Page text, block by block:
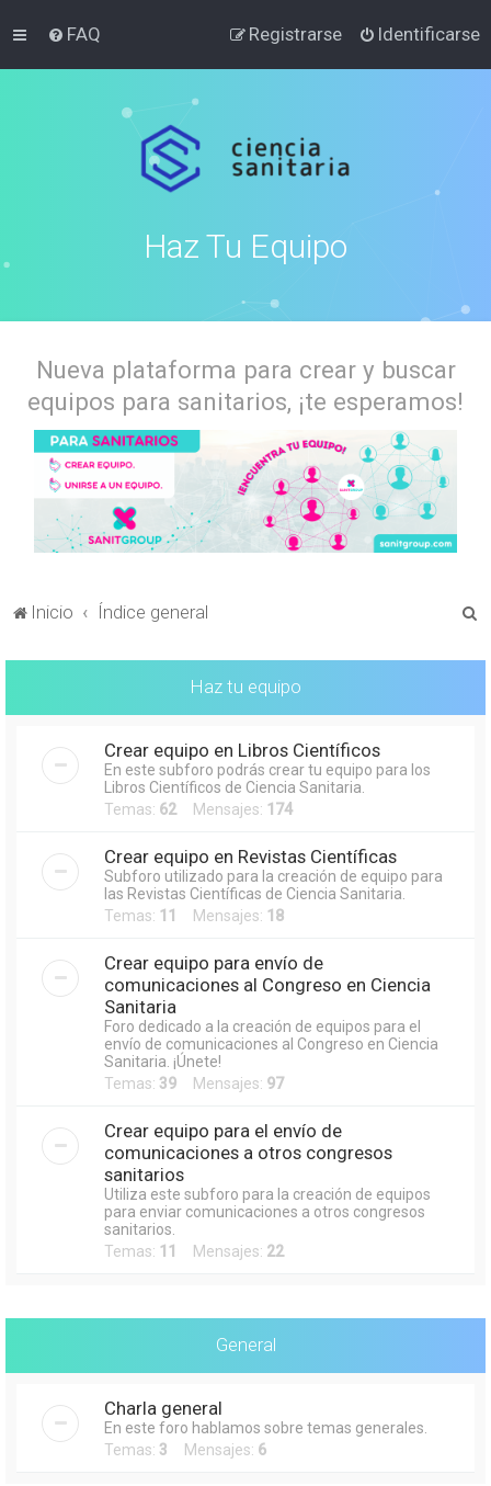
FAQ Identificarse
Registrarse
Haz Tu Equipo
Nueva plataforma para crear y buscar
equipos para sanitarios, ¡te esperamos!
Inicio Índice general
Haz tu equipo
Crear equipo en Libros Científicos
En este subforo podrás crear tu equipo para los
Libros Científicos de Ciencia Sanitaria.
Temas: 62Mensajes: 174
Crear equipo en Revistas Científicas
Subforo utilizado para la creación de equipo para
las Revistas Científicas de Ciencia Sanitaria.
Temas: 11 Mensajes: 18
Crear equipo para envío de
comunicaciones al Congreso en Ciencia
Sanitaria
Foro dedicado a la creación de equipos para el
envío de comunicaciones al Congreso en Ciencia
Sanitaria. ¡Únete!
Temas: 39 Mensajes: 97
Crear equipo para el envío de
comunicaciones a otros congresos
sanitarios
Utiliza este subforo para la creación de equipos
para enviar comunicaciones a otros congresos
sanitarios.
Temas: 11 Mensajes: 22
General
Charla general
En este foro hablamos sobre temas generales.
Temas: 3 Mensajes: 6